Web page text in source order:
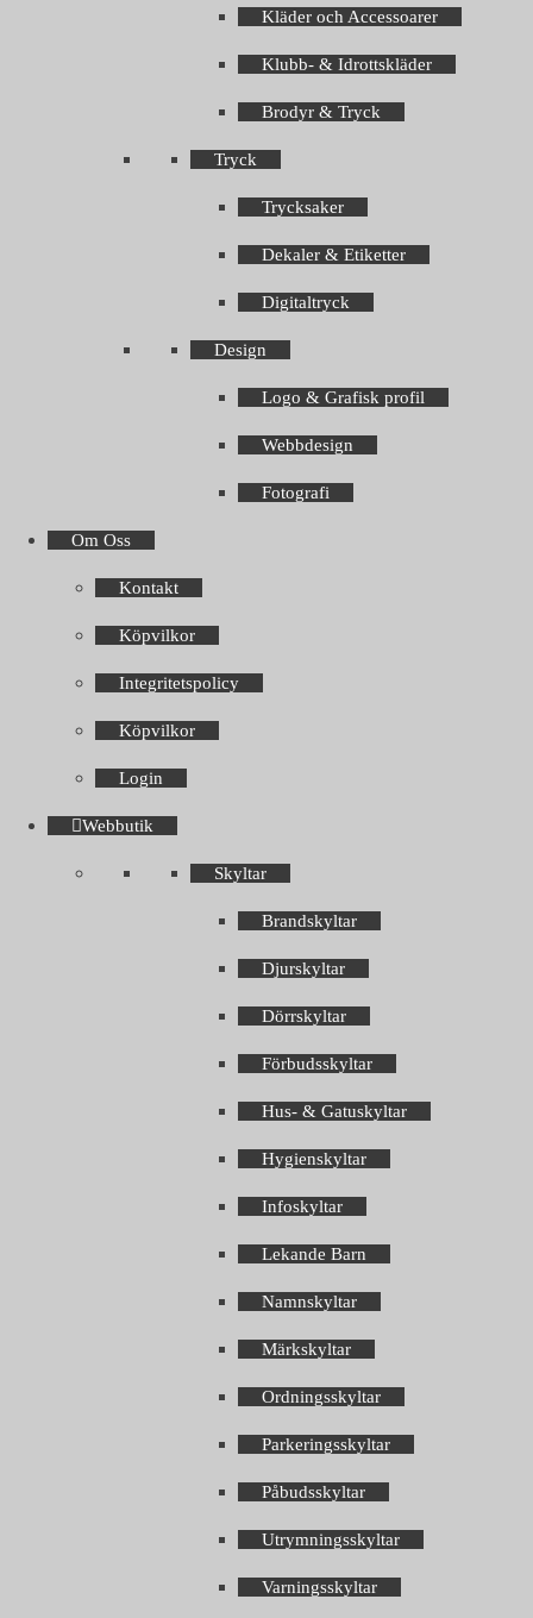
Kläder och Accessoarer
Klubb- & Idrottskläder
Brodyr & Tryck
Tryck
Trycksaker
Dekaler & Etiketter
Digitaltryck
Design
Logo & Grafisk profil
Webbdesign
Fotografi
Om Oss
Kontakt
Köpvilkor
Integritetspolicy
Köpvilkor
Login
Webbutik
Skyltar
Brandskyltar
Djurskyltar
Dörrskyltar
Förbudsskyltar
Hus- & Gatuskyltar
Hygienskyltar
Infoskyltar
Lekande Barn
Namnskyltar
Märkskyltar
Ordningsskyltar
Parkeringsskyltar
Påbudsskyltar
Utrymningsskyltar
Varningsskyltar